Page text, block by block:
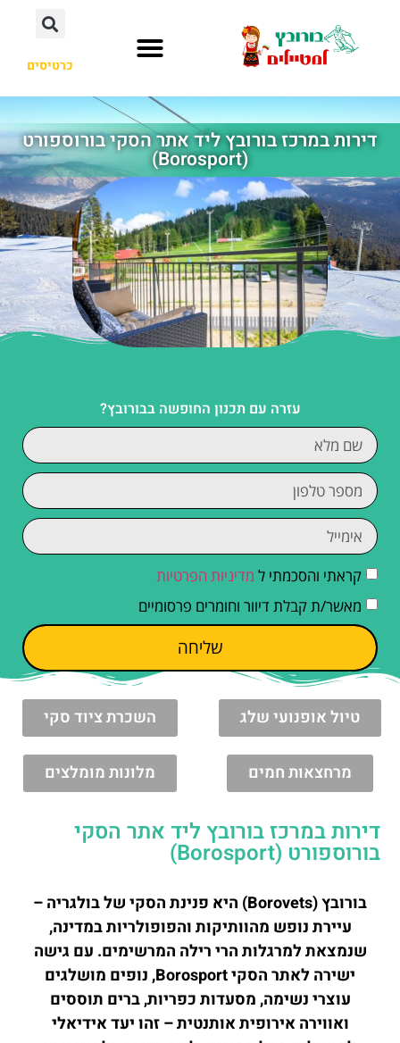
כרטיסים
דירות במרכז בורובץ ליד אתר הסקי בורוספורט
(Borosport)
עזרה עם תכנון החופשה בבורובץ?
קראתי והסכמתי ל מדיניות הפרטיות
מאשר/ת קבלת דיוור וחומרים פרסומיים
שליחה
טיול אופנועי שלג השכרת ציוד סקי
מרחצאות חמים מלונות מומלצים
דירות במרכז בורובץ ליד אתר הסקי
בורוספורט (Borosport)
בורובץ (Borovets) היא פנינת הסקי של בולגריה –
עיירת נופש מהוותיקות והפופולריות במדינה,
שנמצאת למרגלות הרי רילה המרשימים. עם גישה
ישירה לאתר הסקי Borosport, נופים מושלגים
עוצרי נשימה, מסעדות כפריות, ברים תוססים
ואווירה אירופית אותנטית – זהו יעד אידיאלי